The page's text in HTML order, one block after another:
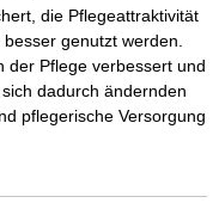
die Pflegeattraktivität
genutzt werden.
der Pflege verbessert und
dadurch ändernden
pflegerische Versorgung